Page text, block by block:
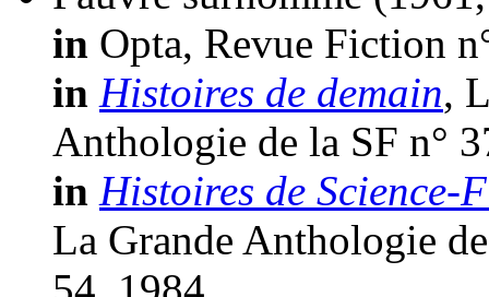
in Opta, Revue Fiction
in Histoires de demain,
Anthologie de la SF n°
in Histoires de Science-
La Grande Anthologie